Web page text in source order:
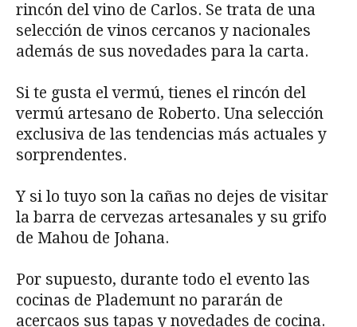
rincón del vino de Carlos. Se trata de una
selección de vinos cercanos y nacionales
además de sus novedades para la carta.
Si te gusta el vermú, tienes el rincón del
vermú artesano de Roberto. Una selección
exclusiva de las tendencias más actuales y
sorprendentes.
Y si lo tuyo son la cañas no dejes de visitar
la barra de cervezas artesanales y su grifo
de Mahou de Johana.
Por supuesto, durante todo el evento las
cocinas de Plademunt no pararán de
acercaos sus tapas y novedades de cocina.